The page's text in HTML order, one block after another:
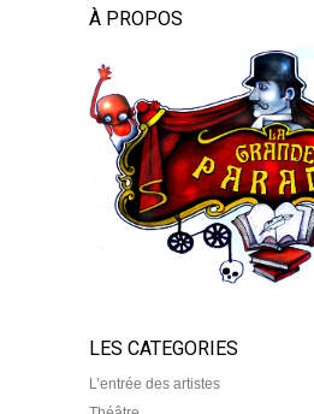
À PROPOS
LES CATEGORIES
L’entrée des artistes